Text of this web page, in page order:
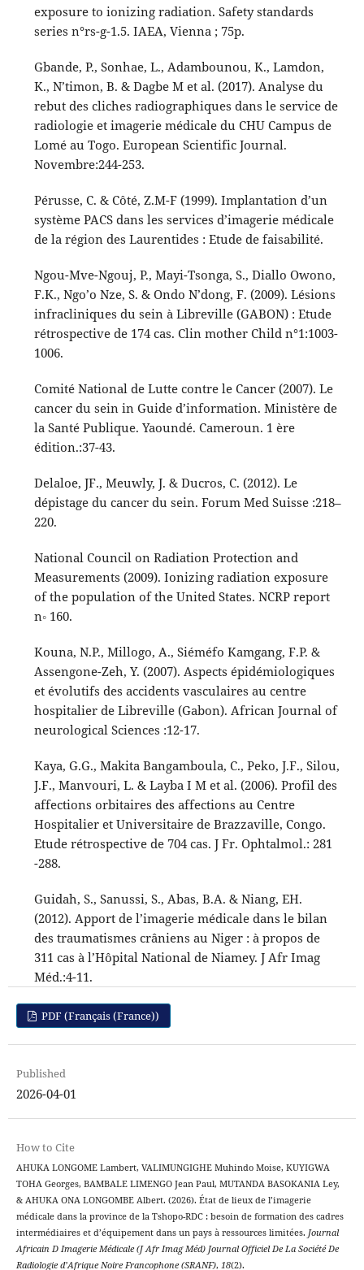
exposure to ionizing radiation. Safety standards
series n°rs-g-1.5. IAEA, Vienna ; 75p.
Gbande, P., Sonhae, L., Adambounou, K., Lamdon,
K., N’timon, B. & Dagbe M et al. (2017). Analyse du
rebut des cliches radiographiques dans le service de
radiologie et imagerie médicale du CHU Campus de
Lomé au Togo. European Scientific Journal.
Novembre:244-253.
Pérusse, C. & Côté, Z.M-F (1999). Implantation d’un
système PACS dans les services d’imagerie médicale
de la région des Laurentides : Etude de faisabilité.
Ngou-Mve-Ngouj, P., Mayi-Tsonga, S., Diallo Owono,
F.K., Ngo’o Nze, S. & Ondo N’dong, F. (2009). Lésions
infracliniques du sein à Libreville (GABON) : Etude
rétrospective de 174 cas. Clin mother Child n°1:1003-
1006.
Comité National de Lutte contre le Cancer (2007). Le
cancer du sein in Guide d’information. Ministère de
la Santé Publique. Yaoundé. Cameroun. 1 ère
édition.:37-43.
Delaloe, JF., Meuwly, J. & Ducros, C. (2012). Le
dépistage du cancer du sein. Forum Med Suisse :218–
220.
National Council on Radiation Protection and
Measurements (2009). Ionizing radiation exposure
of the population of the United States. NCRP report
n◦ 160.
Kouna, N.P., Millogo, A., Siéméfo Kamgang, F.P. &
Assengone-Zeh, Y. (2007). Aspects épidémiologiques
et évolutifs des accidents vasculaires au centre
hospitalier de Libreville (Gabon). African Journal of
neurological Sciences :12-17.
Kaya, G.G., Makita Bangamboula, C., Peko, J.F., Silou,
J.F., Manvouri, L. & Layba I M et al. (2006). Profil des
affections orbitaires des affections au Centre
Hospitalier et Universitaire de Brazzaville, Congo.
Etude rétrospective de 704 cas. J Fr. Ophtalmol.: 281
-288.
Guidah, S., Sanussi, S., Abas, B.A. & Niang, EH.
(2012). Apport de l’imagerie médicale dans le bilan
des traumatismes crâniens au Niger : à propos de
311 cas à l’Hôpital National de Niamey. J Afr Imag
Méd.:4-11.
PDF (Français (France))
Published
2026-04-01
How to Cite
AHUKA LONGOME Lambert, VALIMUNGIGHE Muhindo Moise, KUYIGWA
TOHA Georges, BAMBALE LIMENGO Jean Paul, MUTANDA BASOKANIA Ley,
& AHUKA ONA LONGOMBE Albert. (2026). État de lieux de l’imagerie
médicale dans la province de la Tshopo-RDC : besoin de formation des cadres
intermédiaires et d’équipement dans un pays à ressources limitées. Journal
Africain D Imagerie Médicale (J Afr Imag Méd) Journal Officiel De La Société De
Radiologie d’Afrique Noire Francophone (SRANF), 18(2).